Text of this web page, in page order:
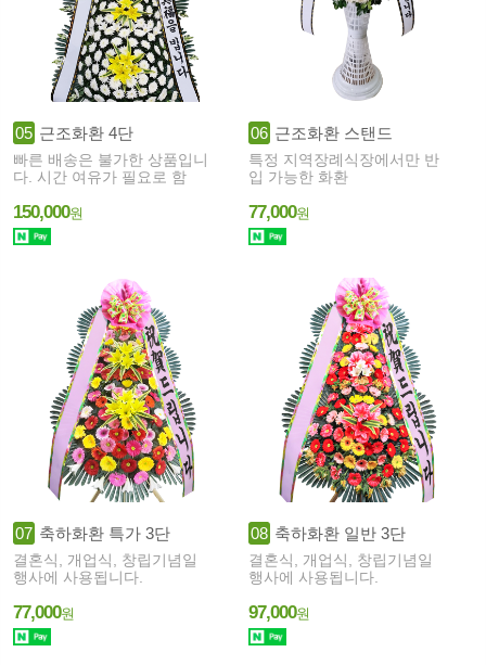
05 근조화환 4단
빠른 배송은 불가한 상품입니
다. 시간 여유가 필요로 함
150,000원
06 근조화환 스탠드
특정 지역장례식장에서만 반
입 가능한 화환
77,000원
07 축하화환 특가 3단
결혼식, 개업식, 창립기념일
행사에 사용됩니다.
77,000원
08 축하화환 일반 3단
결혼식, 개업식, 창립기념일
행사에 사용됩니다.
97,000원